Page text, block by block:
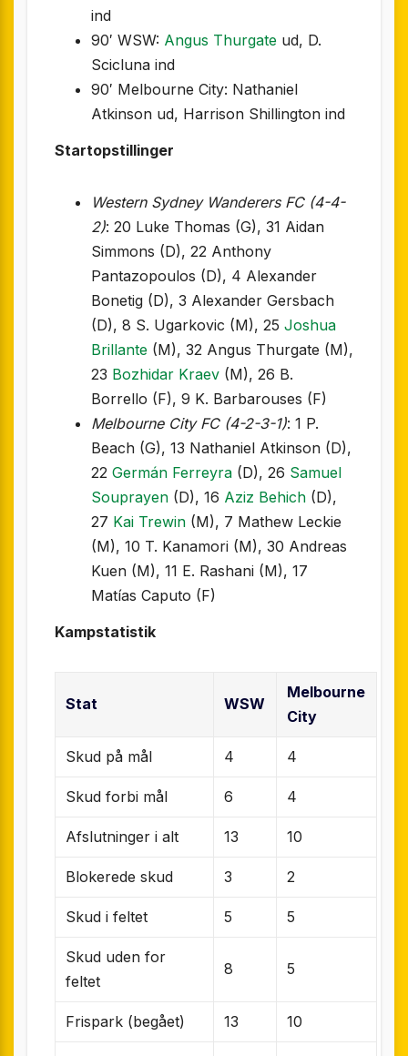
ind
90′ WSW: Angus Thurgate ud, D.
Scicluna ind
90′ Melbourne City: Nathaniel
Atkinson ud, Harrison Shillington ind
Startopstillinger
Western Sydney Wanderers FC (4-4-
2): 20 Luke Thomas (G), 31 Aidan
Simmons (D), 22 Anthony
Pantazopoulos (D), 4 Alexander
Bonetig (D), 3 Alexander Gersbach
(D), 8 S. Ugarkovic (M), 25 Joshua
Brillante (M), 32 Angus Thurgate (M),
23 Bozhidar Kraev (M), 26 B.
Borrello (F), 9 K. Barbarouses (F)
Melbourne City FC (4-2-3-1): 1 P.
Beach (G), 13 Nathaniel Atkinson (D),
22 Germán Ferreyra (D), 26 Samuel
Souprayen (D), 16 Aziz Behich (D),
27 Kai Trewin (M), 7 Mathew Leckie
(M), 10 T. Kanamori (M), 30 Andreas
Kuen (M), 11 E. Rashani (M), 17
Matías Caputo (F)
Kampstatistik
Stat WSW
Melbourne
City
Skud på mål 4 4
Skud forbi mål 6 4
Afslutninger i alt 13 10
Blokerede skud 3 2
Skud i feltet 5 5
Skud uden for
feltet
8 5
Frispark (begået) 13 10